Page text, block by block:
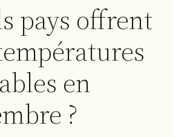
pays offrent
en
?